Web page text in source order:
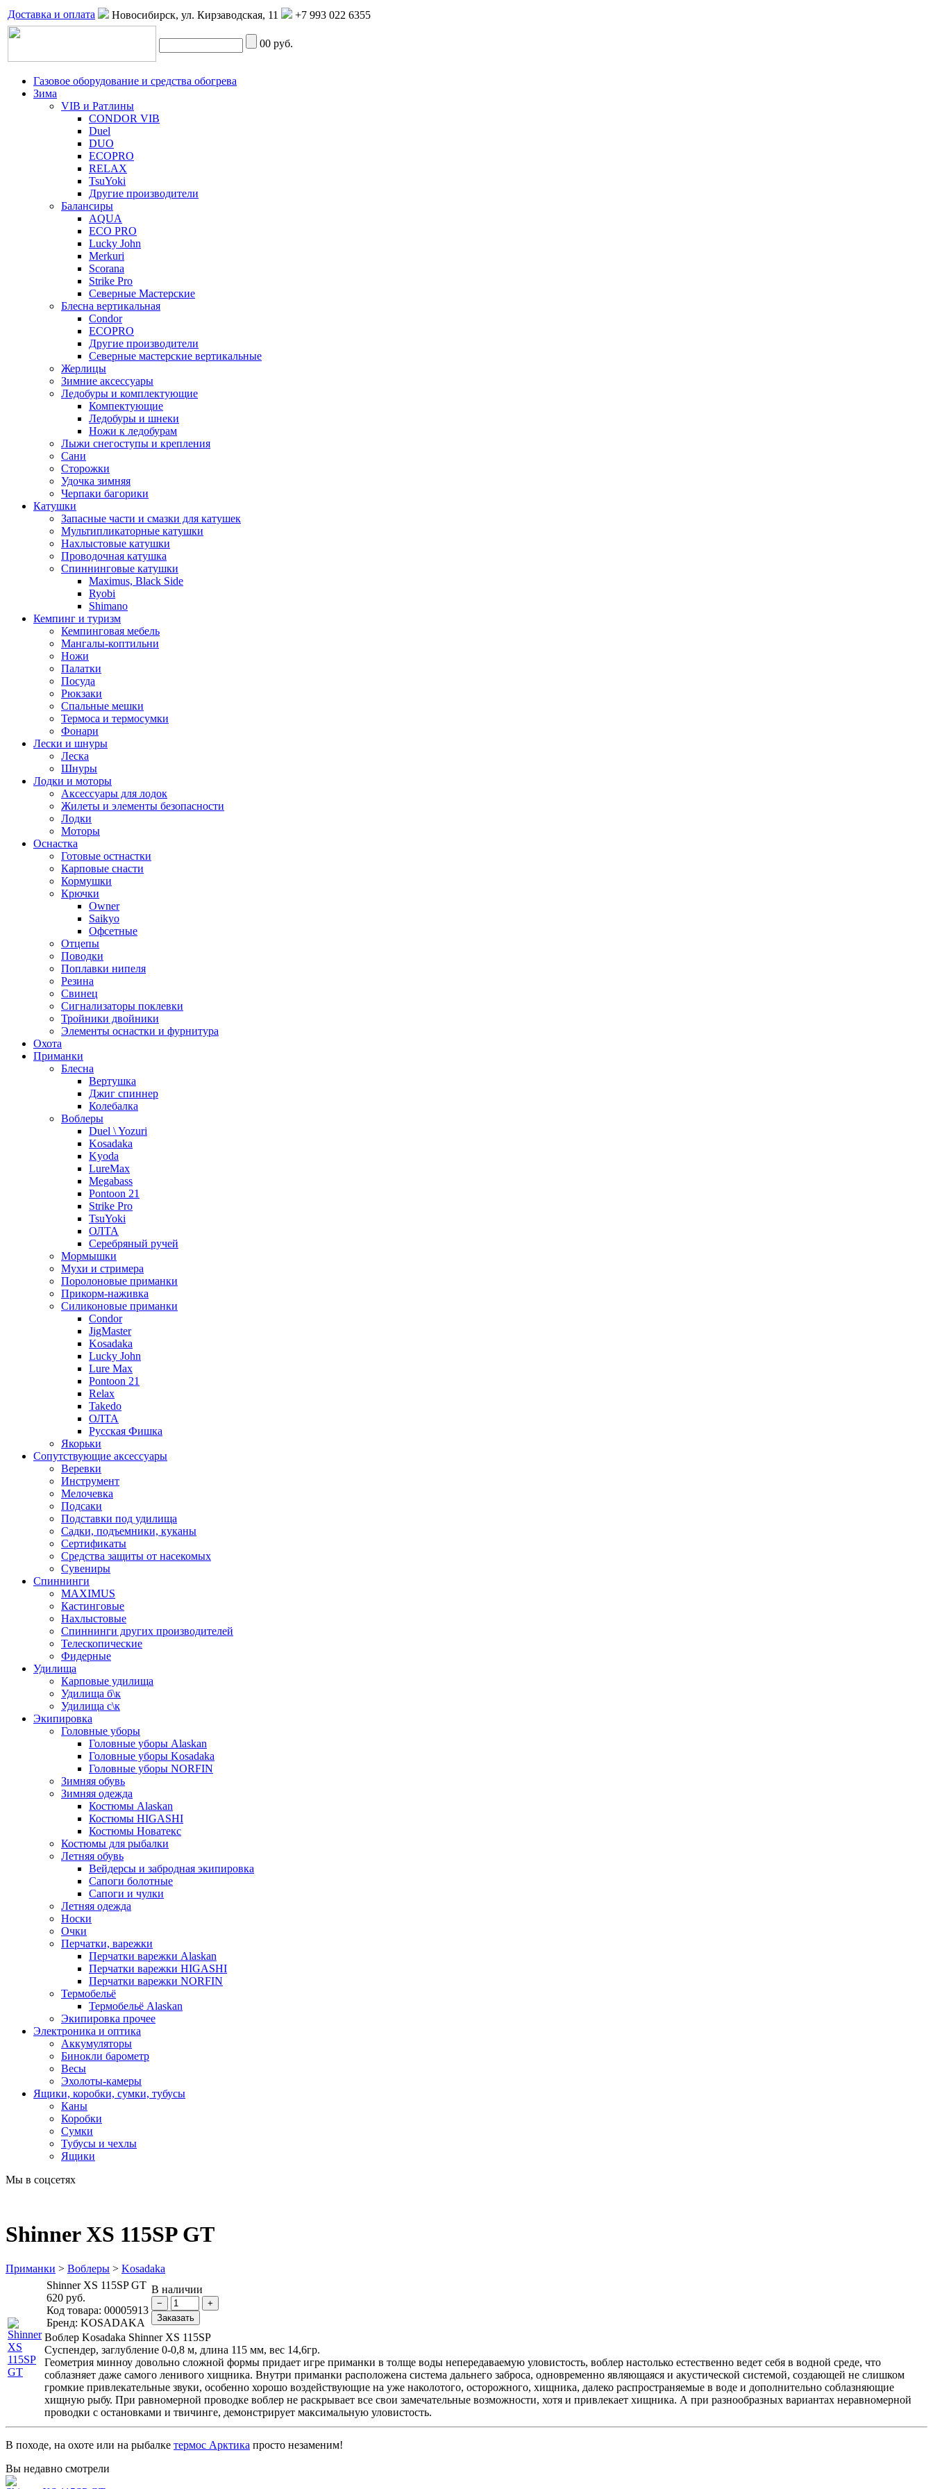
Доставка и оплата Новосибирск, ул. Кирзаводская, 11 +7 993 022 6355
00 руб.
Газовое оборудование и средства обогрева
Зима
VIB и Ратлины
CONDOR VIB
Duel
DUO
ECOPRO
RELAX
TsuYoki
Другие производители
Балансиры
AQUA
ECO PRO
Lucky John
Merkuri
Scorana
Strike Pro
Северные Мастерские
Блесна вертикальная
Condor
ECOPRO
Другие производители
Северные мастерские вертикальные
Жерлицы
Зимние аксессуары
Ледобуры и комплектующие
Компектующие
Ледобуры и шнеки
Ножи к ледобурам
Лыжи снегоступы и крепления
Сани
Сторожки
Удочка зимняя
Черпаки багорики
Катушки
Запасные части и смазки для катушек
Мультипликаторные катушки
Нахлыстовые катушки
Проводочная катушка
Спиннинговые катушки
Maximus, Black Side
Ryobi
Shimano
Кемпинг и туризм
Кемпинговая мебель
Мангалы-коптильни
Ножи
Палатки
Посуда
Рюкзаки
Спальные мешки
Термоса и термосумки
Фонари
Лески и шнуры
Леска
Шнуры
Лодки и моторы
Аксессуары для лодок
Жилеты и элементы безопасности
Лодки
Моторы
Оснастка
Готовые остнастки
Карповые снасти
Кормушки
Крючки
Owner
Saikyo
Офсетные
Отцепы
Поводки
Поплавки нипеля
Резина
Свинец
Сигнализаторы поклевки
Тройники двойники
Элементы оснастки и фурнитура
Охота
Приманки
Блесна
Вертушка
Джиг спиннер
Колебалка
Воблеры
Duel \ Yozuri
Kosadaka
Kyoda
LureMax
Megabass
Pontoon 21
Strike Pro
TsuYoki
ОЛТА
Серебряный ручей
Мормышки
Мухи и стримера
Поролоновые приманки
Прикорм-наживка
Силиконовые приманки
Condor
JigMaster
Kosadaka
Lucky John
Lure Max
Pontoon 21
Relax
Takedo
ОЛТА
Русская Фишка
Якорьки
Сопутствующие аксессуары
Веревки
Инструмент
Мелочевка
Подсаки
Подставки под удилища
Садки, подъемники, куканы
Сертификаты
Средства защиты от насекомых
Сувениры
Спиннинги
MAXIMUS
Кастинговые
Нахлыстовые
Спиннинги других производителей
Телескопические
Фидерные
Удилища
Карповые удилища
Удилища б\к
Удилища с\к
Экипировка
Головные уборы
Головные уборы Alaskan
Головные уборы Kosadaka
Головные уборы NORFIN
Зимняя обувь
Зимняя одежда
Костюмы Alaskan
Костюмы HIGASHI
Костюмы Новатекс
Костюмы для рыбалки
Летняя обувь
Вейдерсы и забродная экипировка
Сапоги болотные
Сапоги и чулки
Летняя одежда
Носки
Очки
Перчатки, варежки
Перчатки варежки Alaskan
Перчатки варежки HIGASHI
Перчатки варежки NORFIN
Термобельё
Термобельё Alaskan
Экипировка прочее
Электроника и оптика
Аккумуляторы
Бинокли барометр
Весы
Эхолоты-камеры
Ящики, коробки, сумки, тубусы
Каны
Коробки
Сумки
Тубусы и чехлы
Ящики
Мы в соцсетях
Shinner XS 115SP GT
Приманки > Воблеры > Kosadaka
Shinner XS 115SP GT
620 руб.
Код товара: 00005913
Бренд: KOSADAKA
В наличии
Воблер Kosadaka Shinner XS 115SP
Cуспендер, заглубление 0-0,8 м, длина 115 мм, вес 14,6гр.
Геометрия минноу довольно сложной формы придает игре приманки в толще воды непередаваемую уловистость, воблер настолько естественно ведет себя в водной среде, что
соблазняет даже самого ленивого хищника. Внутри приманки расположена система дальнего заброса, одновременно являющаяся и акустической системой, создающей не слишком
громкие привлекательные звуки, особенно хорошо воздействующие на уже наколотого, осторожного, хищника, далеко распространяемые в воде и дополнительно соблазняющие
хищную рыбу. При равномерной проводке воблер не раскрывает все свои замечательные возможности, хотя и привлекает хищника. А при разнообразных вариантах неравномерной
проводки с остановками и твичинге, демонстрирует максимальную уловистость.
В походе, на охоте или на рыбалке термос Арктика просто незаменим!
Вы недавно смотрели